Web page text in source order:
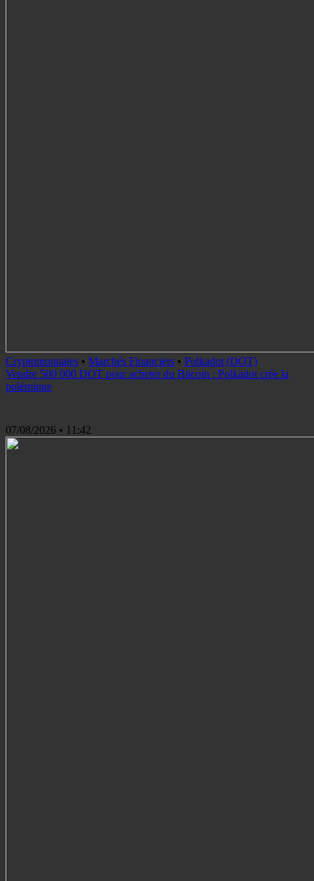
Cryptomonnaies • Marchés Financiers • Polkadot (DOT)
Vendre 500 000 DOT pour acheter du Bitcoin : Polkadot crée la
polémique
07/08/2026 • 11:42